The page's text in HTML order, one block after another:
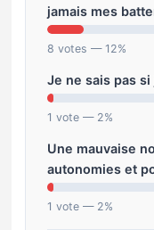
jamais mes
8 votes — 12%
Je ne sais pas
1 vote — 2%
Une mauvaise
autonomies et
1 vote — 2%